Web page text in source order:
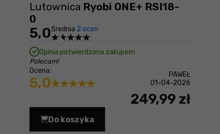
Lutownica Ryobi ONE+ RSI18-
0
5,0Średnia 2 ocen
Opinia potwierdzona zakupem
Polecam!
Ocena:
5,0
PAWEŁ
01-04-2026
249,99 zł
Do koszyka
Lutownica Ryobi ONE+ RSI18-0 Cena